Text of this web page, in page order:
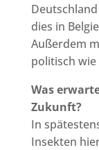
dies in
Außerdem
politisch
Was
Zukunft?
In
Insekten